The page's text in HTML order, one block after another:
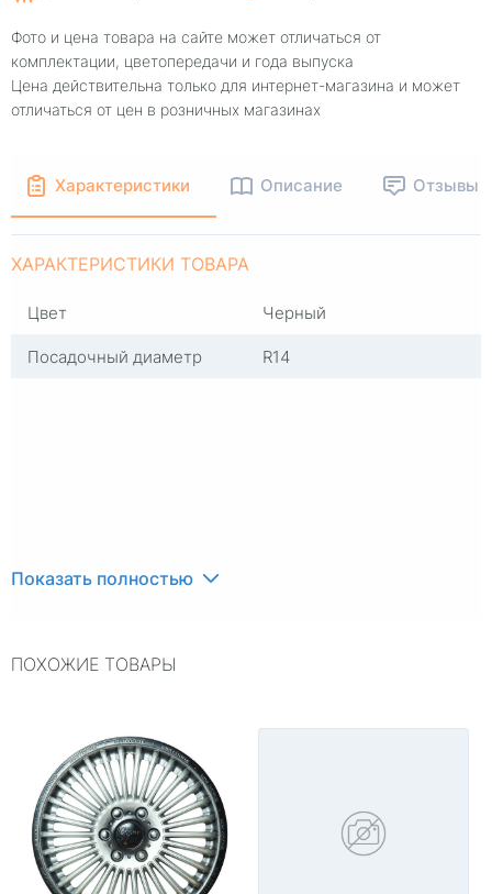
Фото и цена товара на сайте может отличаться от
комплектации, цветопередачи и года выпуска
Цена действительна только для интернет-магазина и может
отличаться от цен в розничных магазинах
Характеристики Описание Отзывы
ХАРАКТЕРИСТИКИ ТОВАРА
Цвет
Черный
Посадочный диаметр
R14
Показать полностью
ПОХОЖИЕ ТОВАРЫ